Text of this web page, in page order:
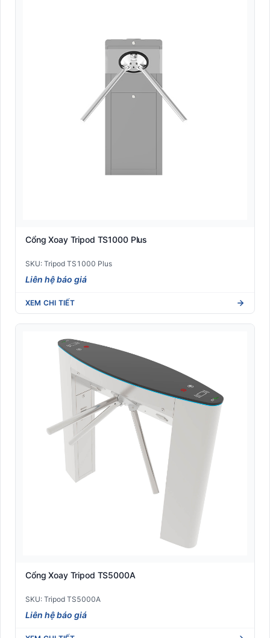
Cổng Xoay Tripod TS1000 Plus
SKU: Tripod TS1000 Plus
Liên hệ báo giá
XEM CHI TIẾT
Cổng Xoay Tripod TS5000A
SKU: Tripod TS5000A
Liên hệ báo giá